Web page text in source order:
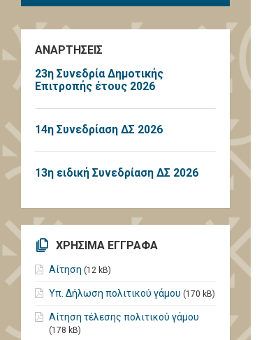
ΑΝΑΡΤΗΣΕΙΣ
23η Συνεδρία Δημοτικής
Επιτροπής έτους 2026
14η Συνεδρίαση ΔΣ 2026
13η ειδική Συνεδρίαση ΔΣ 2026
ΧΡΗΣΙΜΑ ΕΓΓΡΑΦΑ
Αίτηση (12 kB)
Υπ. Δήλωση πολιτικού γάμου (170 kB)
Αίτηση τέλεσης πολιτικού γάμου
(178 kB)